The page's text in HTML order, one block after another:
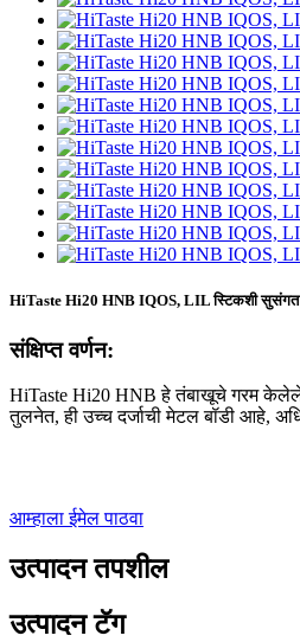
HiTaste Hi20 HNB IQOS, LIL स्टिकशी सुसंगत
संक्षिप्त वर्णन:
HiTaste Hi20 HNB हे तंबाखूचे गरम केलेले
तुलनेत, ही उच्च दर्जाची मेटल बॉडी आहे,
आम्हाला ईमेल पाठवा
उत्पादन तपशील
उत्पादन टॅग